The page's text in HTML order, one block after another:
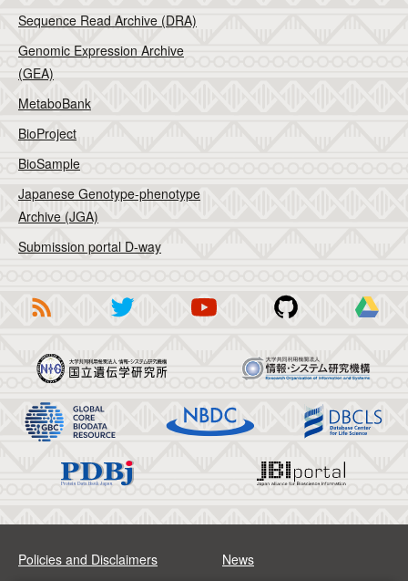
Sequence Read Archive (DRA)
Genomic Expression Archive
(GEA)
MetaboBank
BioProject
BioSample
Japanese Genotype-phenotype
Archive (JGA)
Submission portal D-way
Policies and Disclaimers News